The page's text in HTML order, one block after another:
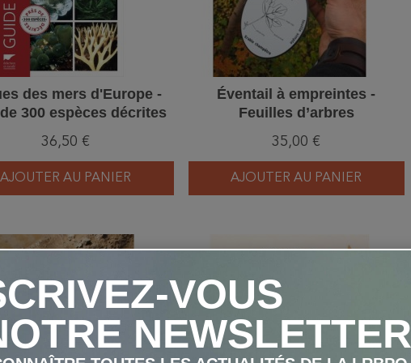
des mers d'Europe -
300 espèces décrites
36,50 €
AJOUTER AU PANIER
Éventail à empreintes -
Feuilles d’arbres
35,00 €
AJOUTER AU PANIER
VOUS
NEWSLETTER